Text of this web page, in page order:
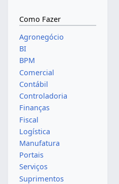
Como Fazer
Agronegócio
BI
BPM
Comercial
Contábil
Controladoria
Finanças
Fiscal
Logística
Manufatura
Portais
Serviços
Suprimentos